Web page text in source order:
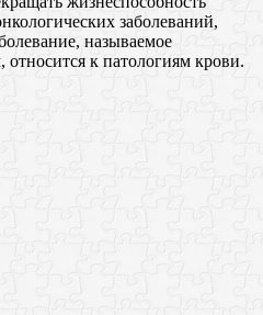
заболеваний,
называемое
к патологиям крови.